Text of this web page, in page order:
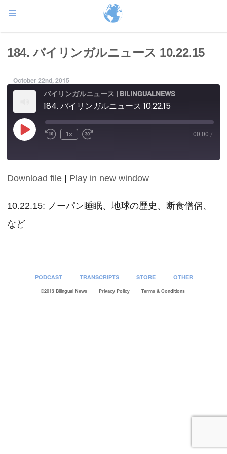
184. バイリンガルニュース 10.22.15
October 22nd, 2015
バイリンガルニュース | BILINGUALNEWS
184. バイリンガルニュース 10.22.15
Play
Episode
1x 00:00 /
SHARE
LINK
EMBED
Download file Play in new window
10.22.15: ノーパン睡眠、地球の歴史、断食僧侶、
など
PODCAST TRANSCRIPTS STORE OTHER
©2013 Bilingual News Privacy Policy Terms & Conditions